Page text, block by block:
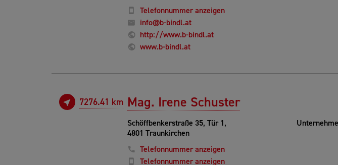
Telefonnummer anzeigen
info@b-bindl.at
http://www.b-bindl.at
www.b-bindl.at
7276.41 km Mag. Irene Schuster
Schöffbenkerstraße 35, Tür 1,
4801 Traunkirchen
Telefonnummer anzeigen
Telefonnummer anzeigen